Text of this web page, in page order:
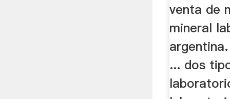
venta de
mineral
... dos